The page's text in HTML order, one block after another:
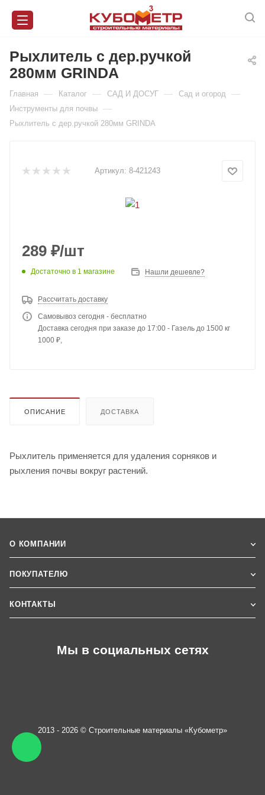
Рыхлитель с дер.ручкой
280мм GRINDA
Главная — Каталог — САД И ДОСУГ — Сад и огород —
Инструменты для почвы —
Рыхлитель с дер.ручкой 280мм GRINDA
Артикул: 8-421243
289 ₽/шт
Достаточно в 1 магазине Нашли дешевле?
Рассчитать доставку
Самовывоз сегодня - бесплатно
Доставка сегодня при заказе до 17:00 - Газель до 1500 кг
1000 ₽,
ОПИСАНИЕ ДОСТАВКА
Рыхлитель применяется для удаления сорняков и
рыхления почвы вокруг растений.
О КОМПАНИИ
ПОКУПАТЕЛЮ
КОНТАКТЫ
Мы в социальных сетях
2013 - 2026 © Строительные материалы «Кубометр»